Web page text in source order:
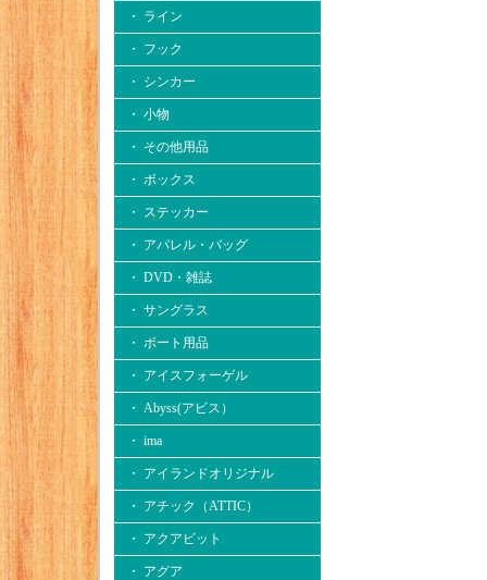
・ ライン
・ フック
・ シンカー
・ 小物
・ その他用品
・ ボックス
・ ステッカー
・ アパレル・バッグ
・ DVD・雑誌
・ サングラス
・ ボート用品
・ アイスフォーゲル
・ Abyss(アビス）
・ ima
・ アイランドオリジナル
・ アチック（ATTIC）
・ アクアビット
・ アグア